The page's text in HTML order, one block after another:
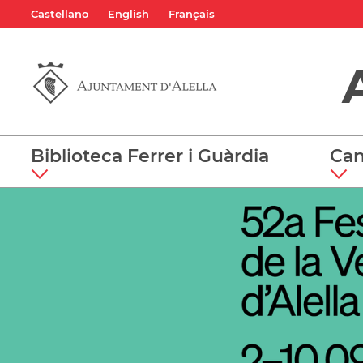
Castellano English Français
Biblioteca Ferrer i Guàrdia